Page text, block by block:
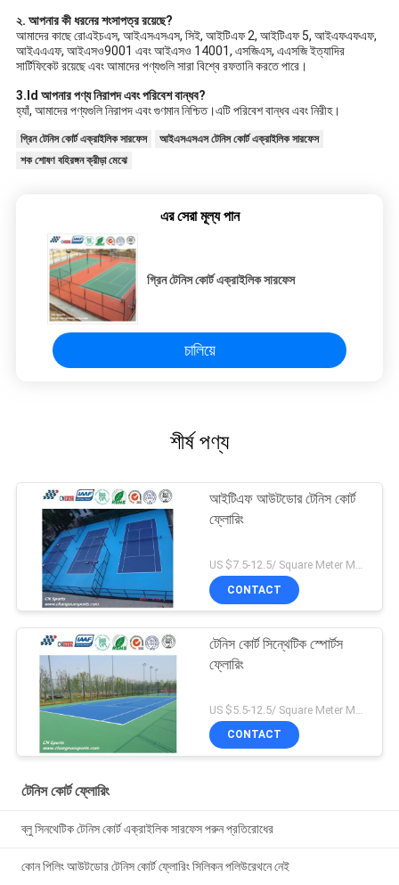
২. আপনার কী ধরনের শংসাপত্র রয়েছে?
আমাদের কাছে রোএইচএস, আইএসএসএস, সিই, আইটিএফ 2, আইটিএফ 5, আইএফএফএফ,
আইএএএফ, আইএসও9001 এবং আইএসও 14001, এসজিএস, এএসজি ইত্যাদির
সার্টিফিকেট রয়েছে এবং আমাদের পণ্যগুলি সারা বিশ্বে রফতানি করতে পারে।
3.Id আপনার পণ্য নিরাপদ এবং পরিবেশ বান্ধব?
হ্যাঁ, আমাদের পণ্যগুলি নিরাপদ এবং গুণমান নিশ্চিত।এটি পরিবেশ বান্ধব এবং নিরীহ।
গ্রিন টেনিস কোর্ট এক্রাইলিক সারফেস
আইএসএসএস টেনিস কোর্ট এক্রাইলিক সারফেস
শক শোষণ বহিরঙ্গন ক্রীড়া মেঝে
এর সেরা মূল্য পান
গ্রিন টেনিস কোর্ট এক্রাইলিক সারফেস
চালিয়ে
শীর্ষ পণ্য
আইটিএফ আউটডোর টেনিস কোর্ট
ফ্লোরিং
CONTACT
টেনিস কোর্ট সিন্থেটিক স্পোর্টস
ফ্লোরিং
CONTACT
টেনিস কোর্ট ফ্লোরিং
ব্লু সিনথেটিক টেনিস কোর্ট এক্রাইলিক সারফেস পরুন প্রতিরোধের
কোন পিলিং আউটডোর টেনিস কোর্ট ফ্লোরিং সিলিকন পলিউরেথনে নেই